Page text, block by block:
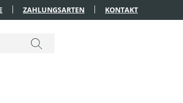
ZAHLUNGSARTEN KONTAKT